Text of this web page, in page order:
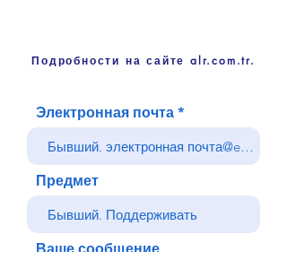
Подробности на сайте alr.com.tr.
Электронная почта
Предмет
Ваше сообщение